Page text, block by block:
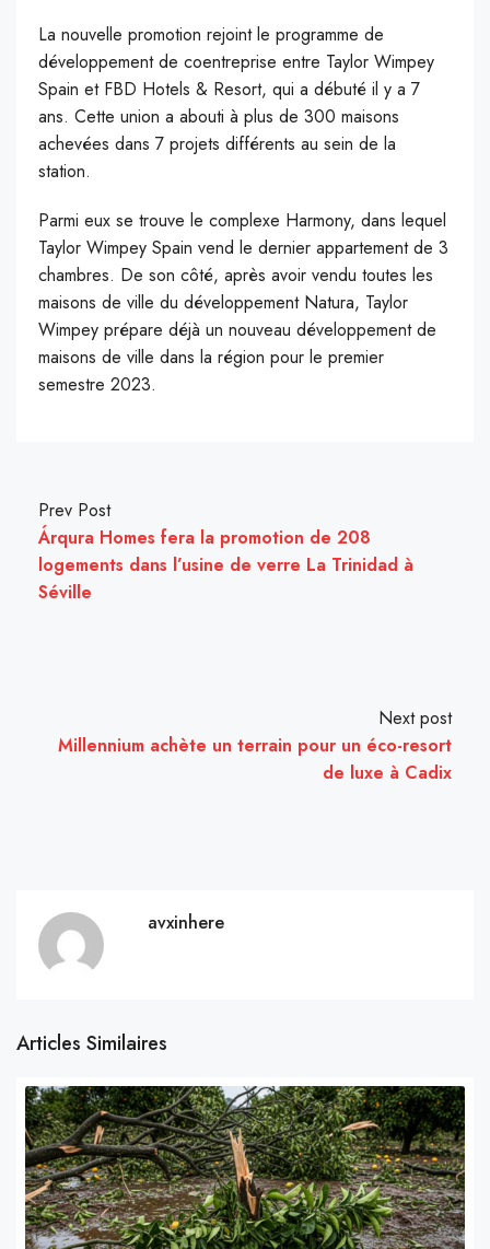
La nouvelle promotion rejoint le programme de
développement de coentreprise entre Taylor Wimpey
Spain et FBD Hotels & Resort, qui a débuté il y a 7
ans. Cette union a abouti à plus de 300 maisons
achevées dans 7 projets différents au sein de la
station.
Parmi eux se trouve le complexe Harmony, dans lequel
Taylor Wimpey Spain vend le dernier appartement de 3
chambres. De son côté, après avoir vendu toutes les
maisons de ville du développement Natura, Taylor
Wimpey prépare déjà un nouveau développement de
maisons de ville dans la région pour le premier
semestre 2023.
Prev Post
Árqura Homes fera la promotion de 208
logements dans l’usine de verre La Trinidad à
Séville
Next post
Millennium achète un terrain pour un éco-resort
de luxe à Cadix
avxinhere
Articles Similaires